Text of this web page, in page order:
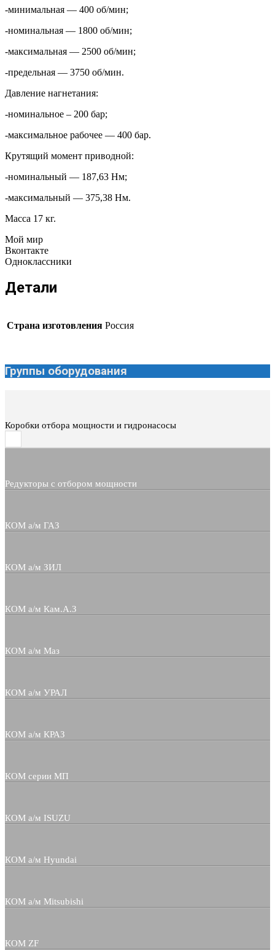
-минимальная — 400 об/мин;
-номинальная — 1800 об/мин;
-максимальная — 2500 об/мин;
-предельная — 3750 об/мин.
Давление нагнетания:
-номинальное – 200 бар;
-максимальное рабочее — 400 бар.
Крутящий момент приводной:
-номинальный — 187,63 Нм;
-максимальный — 375,38 Нм.
Масса 17 кг.
Мой мир
Вконтакте
Одноклассники
Детали
Страна изготовления Россия
Группы оборудования
Коробки отбора мощности и гидронасосы
Редукторы с отбором мощности
КОМ а/м ГАЗ
КОМ а/м ЗИЛ
КОМ а/м Кам.А.З
КОМ а/м Маз
КОМ а/м УРАЛ
КОМ а/м КРАЗ
КОМ серии МП
КОМ а/м ISUZU
КОМ а/м Hyundai
КОМ а/м Mitsubishi
КОМ ZF